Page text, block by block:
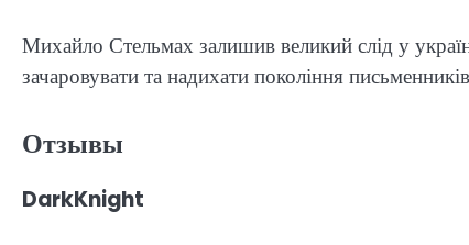
Михайло Стельмах залишив великий слід у
зачаровувати та надихати покоління
Отзывы
DarkKnight